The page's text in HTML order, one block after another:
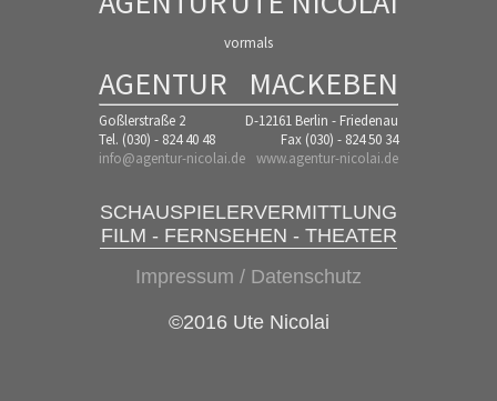
vormals
AGENTUR MACKEBEN
Goßlerstraße 2
D-12161 Berlin - Friedenau
Tel. (030) - 824 40 48
Fax (030) - 824 50 34
info@agentur-nicolai.de www.agentur-nicolai.de
SCHAUSPIELERVERMITTLUNG
FILM - FERNSEHEN - THEATER
Impressum / Datenschutz
©2016 Ute Nicolai